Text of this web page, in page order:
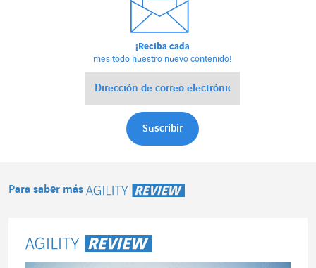
¡Reciba cada
mes todo nuestro nuevo contenido!
Para saber más